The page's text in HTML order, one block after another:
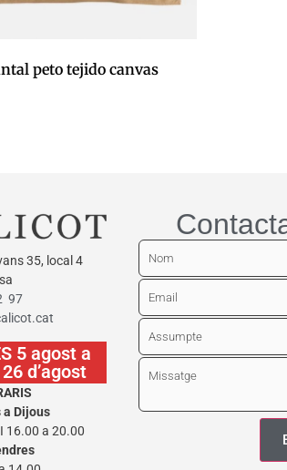
peto tejido canvas
35, local 4
97
5 agost a
d’agost
a Dijous
16.00 a 20.00